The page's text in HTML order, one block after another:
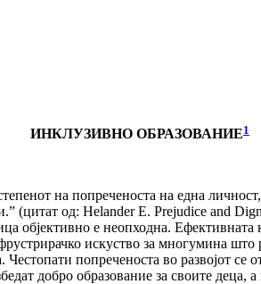
ИНКЛУЗИВНО ОБРАЗОВАНИЕ1
на попреченоста на една
(цитат од: Helander E. Prejudice and
објективно е неопходна.
искуство за многумина што
попреченоста во развојот се
добро образование за своите